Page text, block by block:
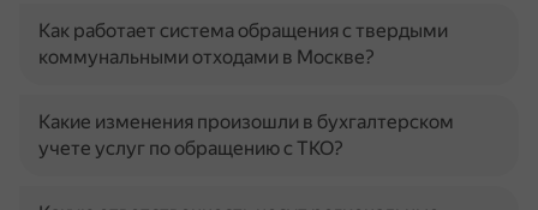
Как работает система обращения с твердыми
коммунальными отходами в Москве?
Какие изменения произошли в бухгалтерском
учете услуг по обращению с ТКО?